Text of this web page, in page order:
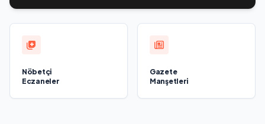
Nöbetçi
Eczaneler
Gazete
Manşetleri